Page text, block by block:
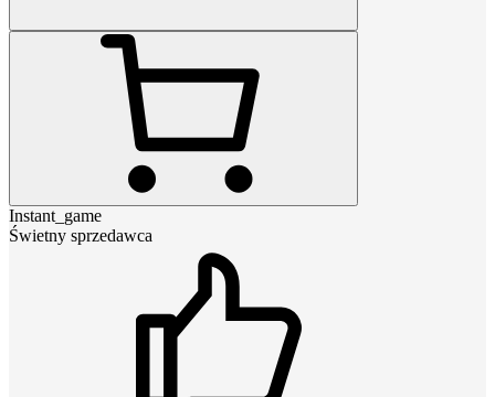
Instant_game
Świetny sprzedawca